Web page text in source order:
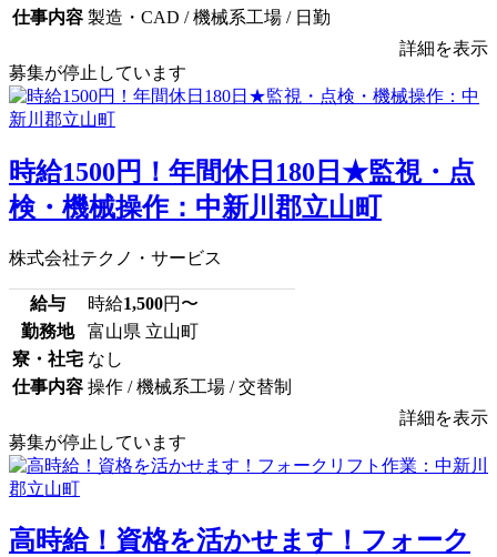
仕事内容 製造・CAD / 機械系工場 / 日勤
詳細を表示
募集が停止しています
時給1500円！年間休日180日★監視・点
検・機械操作：中新川郡立山町
株式会社テクノ・サービス
給与 時給1,500円〜
勤務地
富山県 立山町
寮・社宅 なし
仕事内容 操作 / 機械系工場 / 交替制
詳細を表示
募集が停止しています
高時給！資格を活かせます！フォーク